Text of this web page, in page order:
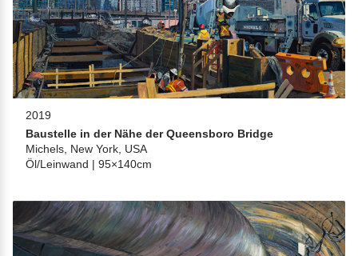
2019
Baustelle in der Nähe der Queensboro Bridge
Michels, New York, USA
Öl/Leinwand | 95×140cm